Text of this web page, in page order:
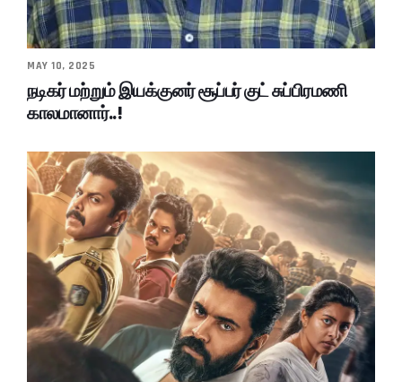
MAY 10, 2025
நடிகர் மற்றும் இயக்குனர் சூப்பர் குட் சுப்பிரமணி
காலமானார்..!